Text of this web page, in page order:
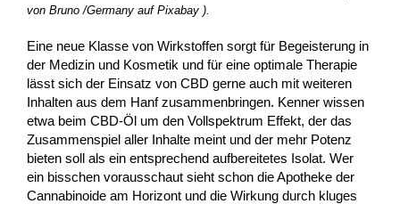
von Bruno /Germany auf Pixabay ).
Eine neue Klasse von Wirkstoffen sorgt für Begeisterung in
der Medizin und Kosmetik und für eine optimale Therapie
lässt sich der Einsatz von CBD gerne auch mit weiteren
Inhalten aus dem Hanf zusammenbringen. Kenner wissen
etwa beim CBD-Öl um den Vollspektrum Effekt, der das
Zusammenspiel aller Inhalte meint und der mehr Potenz
bieten soll als ein entsprechend aufbereitetes Isolat. Wer
ein bisschen vorausschaut sieht schon die Apotheke der
Cannabinoide am Horizont und die Wirkung durch kluges